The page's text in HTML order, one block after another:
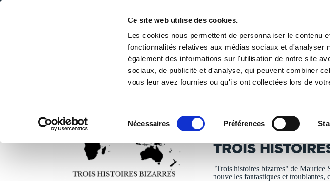
Ce site web utilise des cookies.
Les cookies nous permettent de personnaliser le contenu
fonctionnalités relatives aux médias sociaux et d'analyser
également des informations sur l'utilisation de notre site
sociaux, de publicité et d'analyse, qui peuvent combiner
vous leur avez fournies ou qu'ils ont collectées lors de
Nécessaires Préférences
DE LA PAGE BLANCHE... AU BEST SELLER
PUBLIER UN LIVRE
/ Nouvelles / Nouvelles / TROIS HISTOIRES BIZARRES
LES LIVRES SONT IMPRIMÉS À LA
MAURICE SANDOZ
TROIS
"Trois histoires bizarres" de Maurice
nouvelles fantastiques et troublantes,